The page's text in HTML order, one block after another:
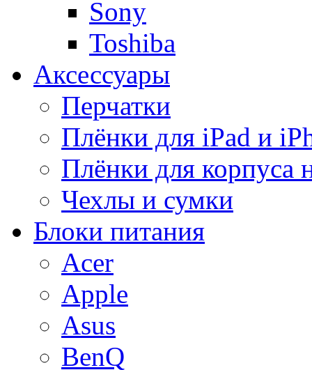
Sony
Toshiba
Аксессуары
Перчатки
Плёнки для iPad и
Плёнки для корпуса
Чехлы и сумки
Блоки питания
Acer
Apple
Asus
BenQ